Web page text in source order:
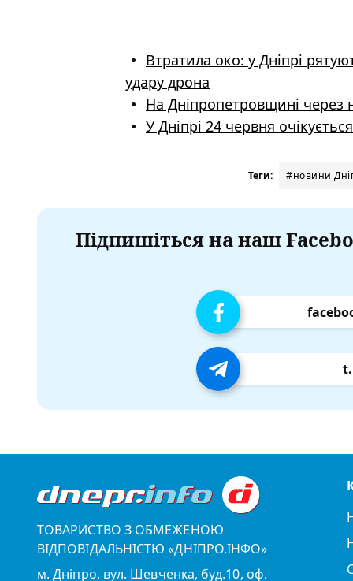
Втратила око: у Дніпрі
удару дрона
На Дніпропетровщині
У Дніпрі 24 червня
Теги: #новини
Підпишіться на наш
ТОВАРИСТВО З ОБМЕЖЕНОЮ
ВІДПОВІДАЛЬНІСТЮ «ДНІПРО.ІНФО»
м. Дніпро, вул. Шевченка, буд.10, оф.